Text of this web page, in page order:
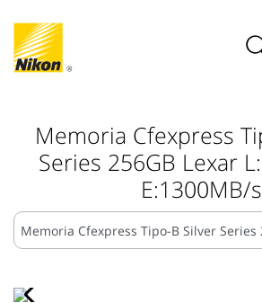
Memoria Cfexpress
Series 256GB Lexar
E:1300MB/s